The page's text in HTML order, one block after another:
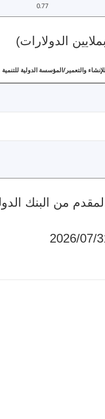
0.77
الدولارات)
والتعمير/المؤسسة الدولية للتنمية
البنك الدولي